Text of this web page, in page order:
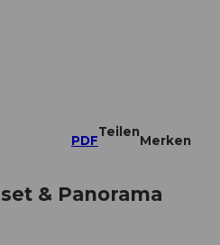
PDF
Teilen
Merken
& Panorama